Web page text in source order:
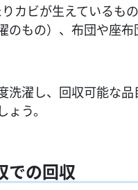
カビが生えているも
のもの）、布団や座
洗濯し、回収可能な品
う。
での回収